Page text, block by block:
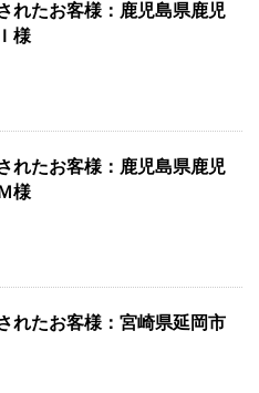
れたお客様：鹿児島県鹿児
様
れたお客様：鹿児島県鹿児
様
れたお客様：宮崎県延岡市